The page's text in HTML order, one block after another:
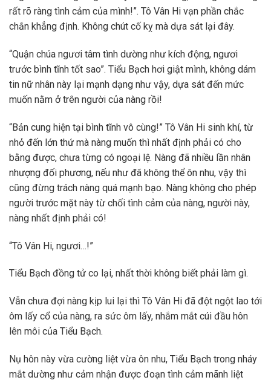
rất rõ ràng tình cảm của mình!”. Tô Vân Hi vạn phần chắc
chắn khẳng định. Không chút cố kỵ mà dựa sát lại đây.
“Quận chúa ngươi tâm tình dường như kích động, ngươi
trước bình tĩnh tốt sao”. Tiểu Bạch hơi giật mình, không dám
tin nữ nhân này lại mạnh dạng như vậy, dựa sát đến mức
muốn nằm ở trên người của nàng rồi!
“Bản cung hiện tại bình tĩnh vô cùng!” Tô Vân Hi sinh khí, từ
nhỏ đến lớn thứ mà nàng muốn thì nhất định phải có cho
bằng được, chưa từng có ngoại lệ. Nàng đã nhiều lần nhân
nhượng đối phương, nếu như đã không thể ôn nhu, vậy thì
cũng đừng trách nàng quá mạnh bạo. Nàng không cho phép
người trước mặt này từ chối tình cảm của nàng, người này,
nàng nhất định phải có!
“Tô Vân Hi, ngươi…!”
Tiểu Bạch đồng tử co lại, nhất thời không biết phải làm gì.
Vẫn chưa đợi nàng kịp lui lại thì Tô Vân Hi đã đột ngột lao tới
ôm lấy cổ của nàng, ra sức ôm lấy, nhắm mắt cúi đầu hôn
lên môi của Tiểu Bạch.
Nụ hôn này vừa cường liệt vừa ôn nhu, Tiểu Bạch trong nháy
mắt dường như cảm nhận được đoạn tình cảm mãnh liệt